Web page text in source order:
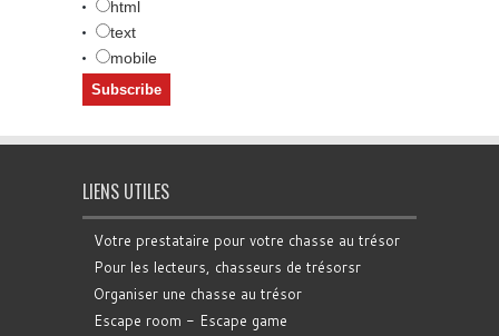
html
text
mobile
LIENS UTILES
Votre prestataire pour votre chasse au trésor
Pour les lecteurs, chasseurs de trésorsr
Organiser une chasse au trésor
Escape room - Escape game